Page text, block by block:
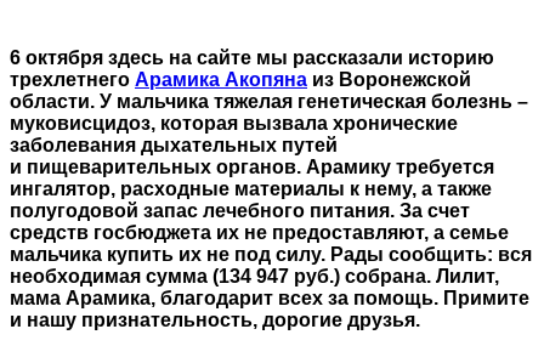
6 октября здесь на сайте мы рассказали историю
трехлетнего Арамика Акопяна из Воронежской
области. У мальчика тяжелая генетическая болезнь –
муковисцидоз, которая вызвала хронические
заболевания дыхательных путей
и пищеварительных органов. Арамику требуется
ингалятор, расходные материалы к нему, а также
полугодовой запас лечебного питания. За счет
средств госбюджета их не предоставляют, а семье
мальчика купить их не под силу. Рады сообщить: вся
необходимая сумма (134 947 руб.) собрана. Лилит,
мама Арамика, благодарит всех за помощь. Примите
и нашу признательность, дорогие друзья.